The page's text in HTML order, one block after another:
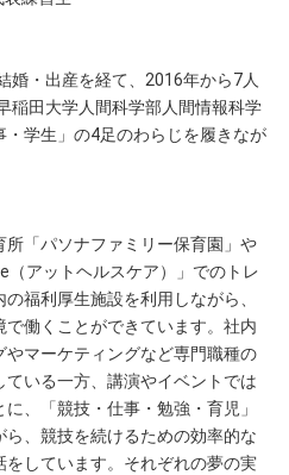
婚・出産を経て、2016年から7人
稲田大学人間科学部人間情報科学
学生」の4足のわらじを履きなが
「パソナファミリー保育園」や
（アットヘルスケア）」でのトレ
福利厚生施設を利用しながら、
働くことができています。社内
マーケティングなど専門職種の
いる一方、講演やイベントでは
、「競技・仕事・勉強・育児」
、競技を続けるための効率的な
しています。それぞれの夢の実